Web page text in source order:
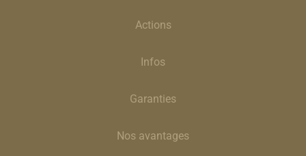
Actions
Infos
Garanties
Nos avantages